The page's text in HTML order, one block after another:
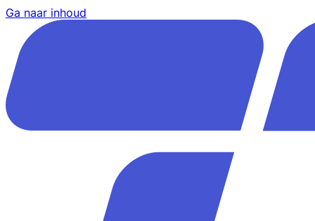
Ga naar inhoud